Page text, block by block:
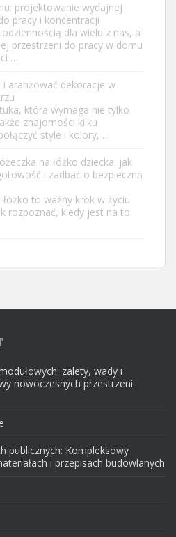
projektowanie wydajnej
pracy i koncentracji
dla wielu z nas, a
przestrzeni do pracy w domu
…
i aranżować dekoracje w
która wymaga nie tylko
znajomości kilku
style i kolory, …
na łóżko dziecka: jak
i zadbać o bezpieczną
łóżko to ważny krok w życiu
rozpoznać, kiedy jest na to
zalety, wady i
nowoczesnych przestrzeni
publicznych: Kompleksowy
i przepisach budowlanych